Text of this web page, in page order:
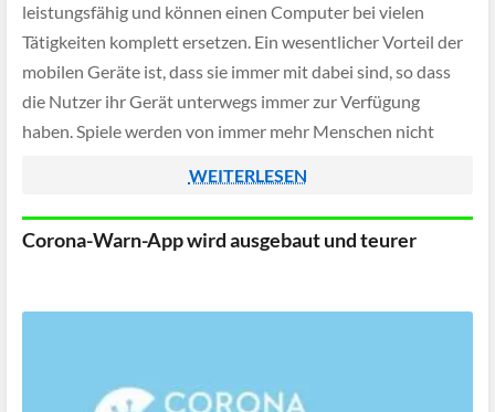
leistungsfähig und können einen Computer bei vielen
Tätigkeiten komplett ersetzen. Ein wesentlicher Vorteil der
mobilen Geräte ist, dass sie immer mit dabei sind, so dass
die Nutzer ihr Gerät unterwegs immer zur Verfügung
haben. Spiele werden von immer mehr Menschen nicht
WEITERLESEN
Corona-Warn-App wird ausgebaut und teurer